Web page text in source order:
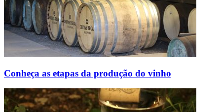
Conheça as etapas da produção do vinho